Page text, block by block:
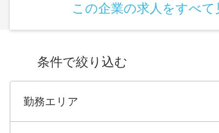
この企業の求人をすべて
条件で絞り込む
勤務エリア